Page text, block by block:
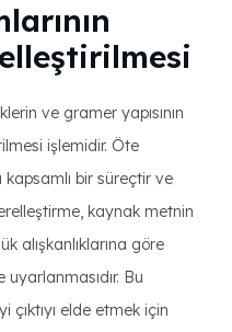
ve gramer yapısının
işlemidir. Öte
bir süreçtir ve
kaynak metnin
alışkanlıklarına göre
Bu
çıktıyı elde etmek için